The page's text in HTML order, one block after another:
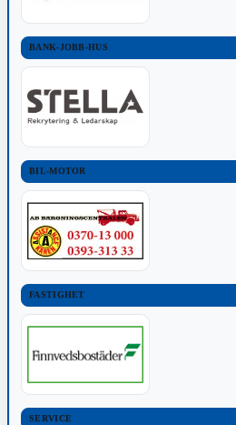
BANK-JOBB-HUS
BIL-MOTOR
FASTIGHET
SERVICE